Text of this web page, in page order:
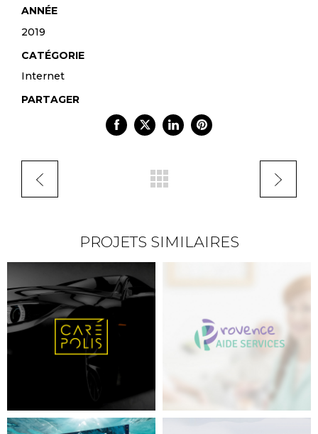
ANNÉE
2019
CATÉGORIE
Internet
PARTAGER
PROJETS SIMILAIRES